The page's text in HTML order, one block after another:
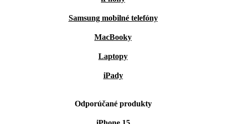
Samsung mobilné telefóny
MacBooky
Laptopy
iPady
Odporúčané produkty